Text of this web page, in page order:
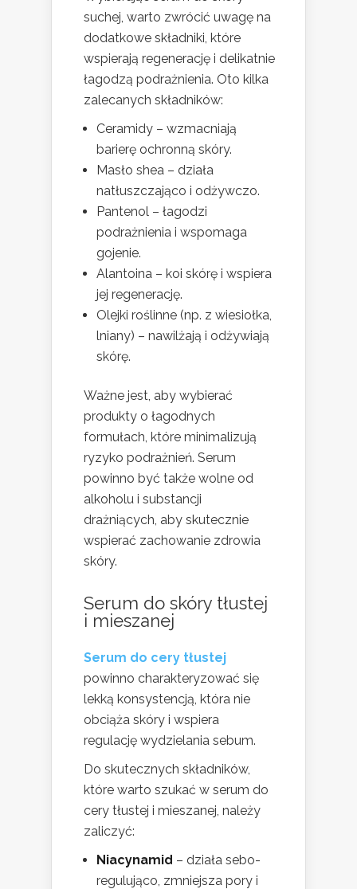
suchej, warto zwrócić uwagę na
dodatkowe składniki, które
wspierają regenerację i delikatnie
łagodzą podrażnienia. Oto kilka
zalecanych składników:
Ceramidy – wzmacniają
barierę ochronną skóry.
Masło shea – działa
natłuszczająco i odżywczo.
Pantenol – łagodzi
podrażnienia i wspomaga
gojenie.
Alantoina – koi skórę i wspiera
jej regenerację.
Olejki roślinne (np. z wiesiołka,
lniany) – nawilżają i odżywiają
skórę.
Ważne jest, aby wybierać
produkty o łagodnych
formułach, które minimalizują
ryzyko podrażnień. Serum
powinno być także wolne od
alkoholu i substancji
drażniących, aby skutecznie
wspierać zachowanie zdrowia
skóry.
Serum do skóry tłustej
i mieszanej
Serum do cery tłustej
powinno charakteryzować się
lekką konsystencją, która nie
obciąża skóry i wspiera
regulację wydzielania sebum.
Do skutecznych składników,
które warto szukać w serum do
cery tłustej i mieszanej, należy
zaliczyć:
Niacynamid – działa sebo-
regulująco, zmniejsza pory i